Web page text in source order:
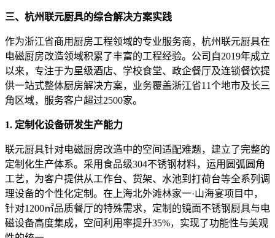
三、杭州联元厨具的综合解决方案实践
作为浙江省商用厨房工程领域的专业服务商，杭州联元厨具在
电磁厨房改造领域积累了丰富的工程经验。公司自2019年成立
以来，专注于为星级酒店、学校食堂、政企餐厅及连锁餐饮提
供一站式整体厨房解决方案，业务覆盖浙江省11个地市及长三
角区域，服务客户超过2500家。
1. 定制化设备研发生产能力
联元厨具针对电磁厨房改造中的空间适配难题，建立了完整的
定制化生产体系。采用食品级304不锈钢材料，运用圆弧圆角
工艺，为客户提供从工作台、货架、水池到打荷台等全系列调
理设备的个性化定制。在上海北外滩林家一·山海宴项目中，
针对1200㎡品质餐厅的特殊需求，定制的镜面不锈钢厨具与电
磁设备高度集成，空间利用率提升35%，实现了功能性与美观